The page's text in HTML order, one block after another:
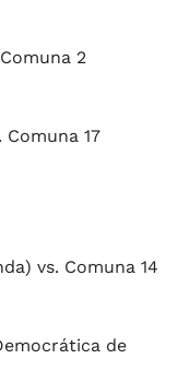
2
Comuna 17
vs. Comuna 14
de